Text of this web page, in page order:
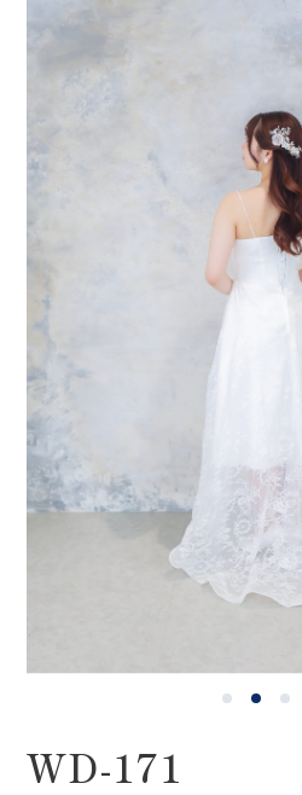
〒963-8041
福島県郡山市富田町権現林9−１
0120-05-7536
会社案内
プライバシーポリシー
WD-171